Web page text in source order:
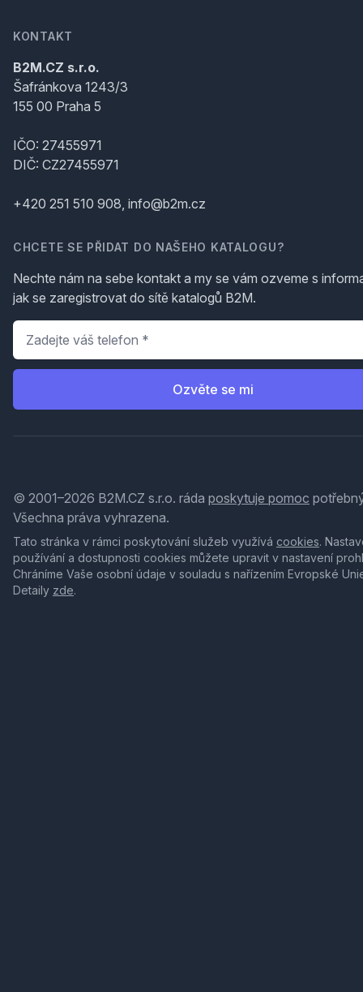
KONTAKT
B2M.CZ s.r.o.
Šafránkova 1243/3
155 00 Praha 5
IČO: 27455971
DIČ: CZ27455971
+420 251 510 908, info@b2m.cz
CHCETE SE PŘIDAT DO NAŠEHO KATALOGU?
Nechte nám na sebe kontakt a my se vám ozveme s
jak se zaregistrovat do sítě katalogů B2M.
Telefon
Ozvěte se mi
© 2001–2026 B2M.CZ s.r.o. ráda poskytuje pomoc
Všechna práva vyhrazena.
Tato stránka v rámci poskytování služeb využívá cookies.
používání a dostupnosti cookies můžete upravit v nastavení
Chráníme Vaše osobní údaje v souladu s nařízením Evropské
Detaily zde.